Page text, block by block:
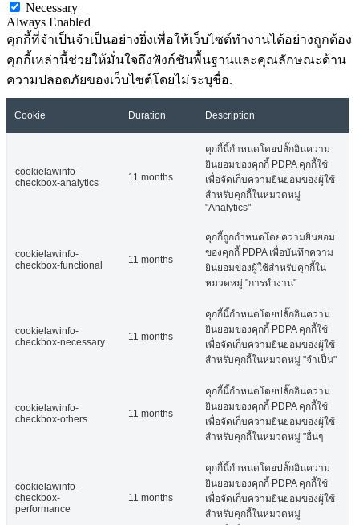
Necessary
Always Enabled
คุกกี้ที่จำเป็นจำเป็นอย่างยิ่งเพื่อให้เว็บไซต์ทำงานได้อย่างถูกต้อง
คุกกี้เหล่านี้ช่วยให้มั่นใจถึงฟังก์ชันพื้นฐานและคุณลักษณะด้าน
ความปลอดภัยของเว็บไซต์โดยไม่ระบุชื่อ.
Cookie Duration Description
cookielawinfo-
checkbox-analytics
11 months
คุกกี้นี้กำหนดโดยปลั๊กอินความ
ยินยอมของคุกกี้ PDPA คุกกี้ใช้
เพื่อจัดเก็บความยินยอมของผู้ใช้
สำหรับคุกกี้ในหมวดหมู่
"Analytics"
cookielawinfo-
checkbox-functional
11 months
คุกกี้ถูกกำหนดโดยความยินยอม
ของคุกกี้ PDPA เพื่อบันทึกความ
ยินยอมของผู้ใช้สำหรับคุกกี้ใน
หมวดหมู่ "การทำงาน"
cookielawinfo-
checkbox-necessary
11 months
คุกกี้นี้กำหนดโดยปลั๊กอินความ
ยินยอมของคุกกี้ PDPA คุกกี้ใช้
เพื่อจัดเก็บความยินยอมของผู้ใช้
สำหรับคุกกี้ในหมวดหมู่ "จำเป็น"
cookielawinfo-
checkbox-others
11 months
คุกกี้นี้กำหนดโดยปลั๊กอินความ
ยินยอมของคุกกี้ PDPA คุกกี้ใช้
เพื่อจัดเก็บความยินยอมของผู้ใช้
สำหรับคุกกี้ในหมวดหมู่ "อื่นๆ
cookielawinfo-
checkbox-
performance
11 months
คุกกี้นี้กำหนดโดยปลั๊กอินความ
ยินยอมของคุกกี้ PDPA คุกกี้ใช้
เพื่อจัดเก็บความยินยอมของผู้ใช้
สำหรับคุกกี้ในหมวดหมู่